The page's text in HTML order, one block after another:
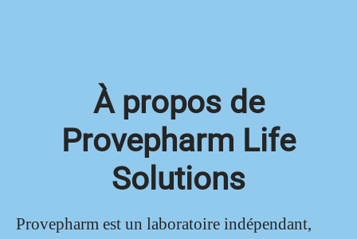
À propos de
Provepharm Life
Solutions
Provepharm est un laboratoire indépendant,